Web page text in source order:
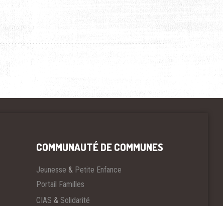
COMMUNAUTÉ DE COMMUNES
Jeunesse & Petite Enfance
Portail Familles
CIAS & Solidarité